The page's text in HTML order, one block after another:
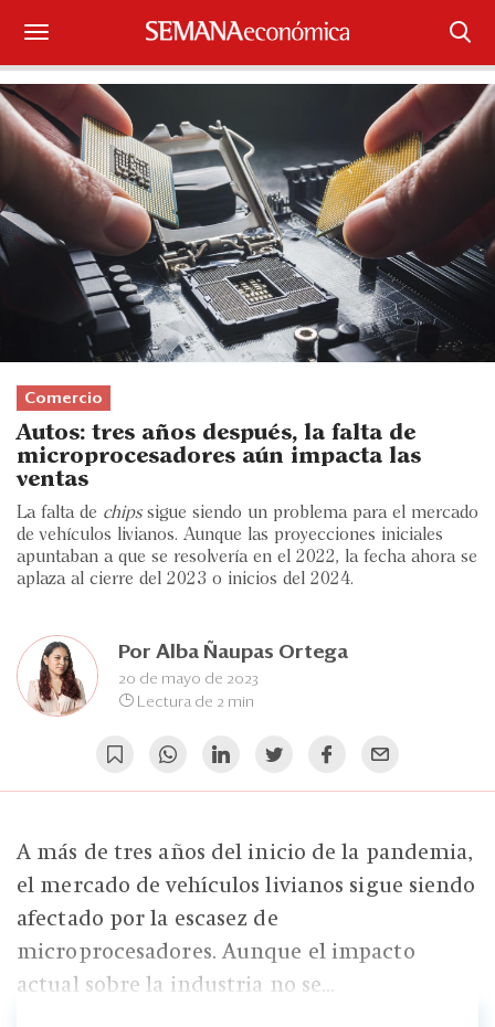
Suscríbase
Iniciar sesión
Portada
¿Qué está pasando?
Sectores y Empresas
Management
Economía y Finanzas
Legal y Política
Blogs
Edición Impresa
Comercio
Autos: tres años después, la falta de
microprocesadores aún impacta las
ventas
La falta de chips sigue siendo un problema para el mercado
de vehículos livianos. Aunque las proyecciones iniciales
apuntaban a que se resolvería en el 2022, la fecha ahora se
aplaza al cierre del 2023 o inicios del 2024.
Por Alba Ñaupas Ortega
20 de mayo de 2023
Lectura de 2 min
A más de tres años del inicio de la pandemia,
el mercado de vehículos livianos sigue siendo
afectado por la escasez de
microprocesadores. Aunque el impacto
actual sobre la industria no se...